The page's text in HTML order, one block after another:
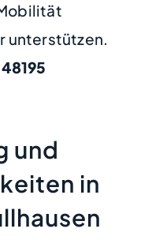
unterstützen.
48195
und
in